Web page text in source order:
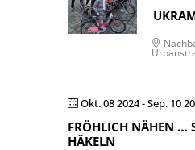
Okt. 08 2024- Sep. 10
FRÖHLICH NÄHEN …
HÄKELN